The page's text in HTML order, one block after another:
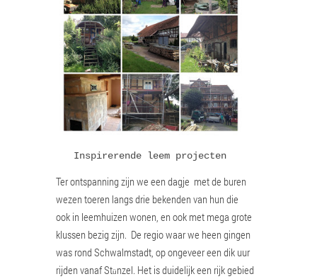
Inspirerende leem projecten
Ter ontspanning zijn we een dagje met de buren
wezen toeren langs drie bekenden van hun die
ook in leemhuizen wonen, en ook met mega grote
klussen bezig zijn. De regio waar we heen gingen
was rond Schwalmstadt, op ongeveer een dik uur
rijden vanaf Stünzel. Het is duidelijk een rijk gebied